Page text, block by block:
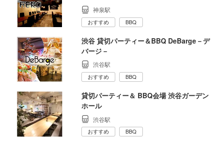
神泉駅
おすすめ BBQ
渋谷 貸切パーティー＆BBQ DeBarge－デ
バージ－
渋谷駅
おすすめ BBQ
貸切パーティー＆ BBQ会場 渋谷ガーデン
ホール
渋谷駅
おすすめ BBQ